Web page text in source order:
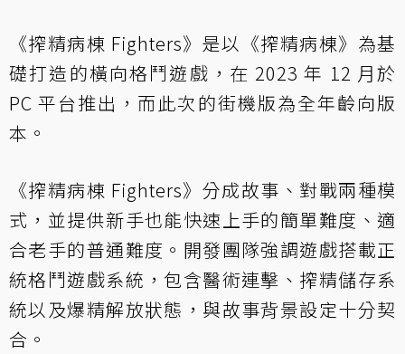
《搾精病棟 Fighters》是以《搾精病棟》為基
礎打造的橫向格鬥遊戲，在 2023 年 12 月於
PC 平台推出，而此次的街機版為全年齡向版
本。
《搾精病棟 Fighters》分成故事、對戰兩種模
式，並提供新手也能快速上手的簡單難度、適
合老手的普通難度。開發團隊強調遊戲搭載正
統格鬥遊戲系統，包含醫術連擊、搾精儲存系
統以及爆精解放狀態，與故事背景設定十分契
合。